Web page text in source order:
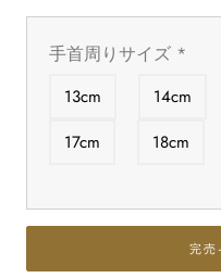
減
す
プ
チ
チ
増
す
プ
チ
チ
手首周りサイズ *
13cm 14cm
17cm
18cm
完売